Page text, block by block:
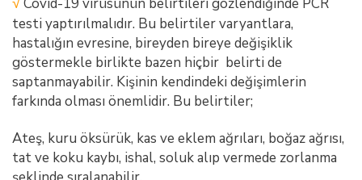
Covid-19 virüsünün belirtileri gözlendiğinde PCR
testi yaptırılmalıdır. Bu belirtiler varyantlara,
hastalığın evresine, bireyden bireye değişiklik
göstermekle birlikte bazen hiçbir belirti de
saptanmayabilir. Kişinin kendindeki değişimlerin
farkında olması önemlidir. Bu belirtiler;
Ateş, kuru öksürük, kas ve eklem ağrıları, boğaz ağrısı,
tat ve koku kaybı, ishal, soluk alıp vermede zorlanma